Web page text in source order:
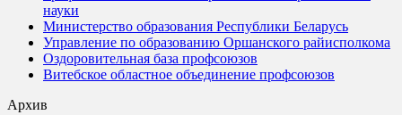
науки
Министерство образования Республики Беларусь
Управление по образованию Оршанского райисполкома
Оздоровительная база профсоюзов
Витебское областное объединение профсоюзов
Архив